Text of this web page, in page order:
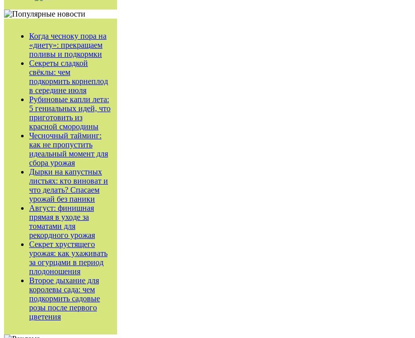
Когда чесноку пора на
«диету»: прекращаем
поливы и подкормки
Секреты сладкой
свёклы: чем
подкормить корнеплод
в середине июля
Рубиновые капли лета:
5 гениальных идей, что
приготовить из
красной смородины
Чесночный тайминг:
как не пропустить
идеальный момент для
сбора урожая
Дырки на капустных
листьях: кто виноват и
что делать? Спасаем
урожай без паники
Август: финишная
прямая в уходе за
томатами для
рекордного урожая
Секрет хрустящего
урожая: как ухаживать
за огурцами в период
плодоношения
Второе дыхание для
королевы сада: чем
подкормить садовые
розы после первого
цветения